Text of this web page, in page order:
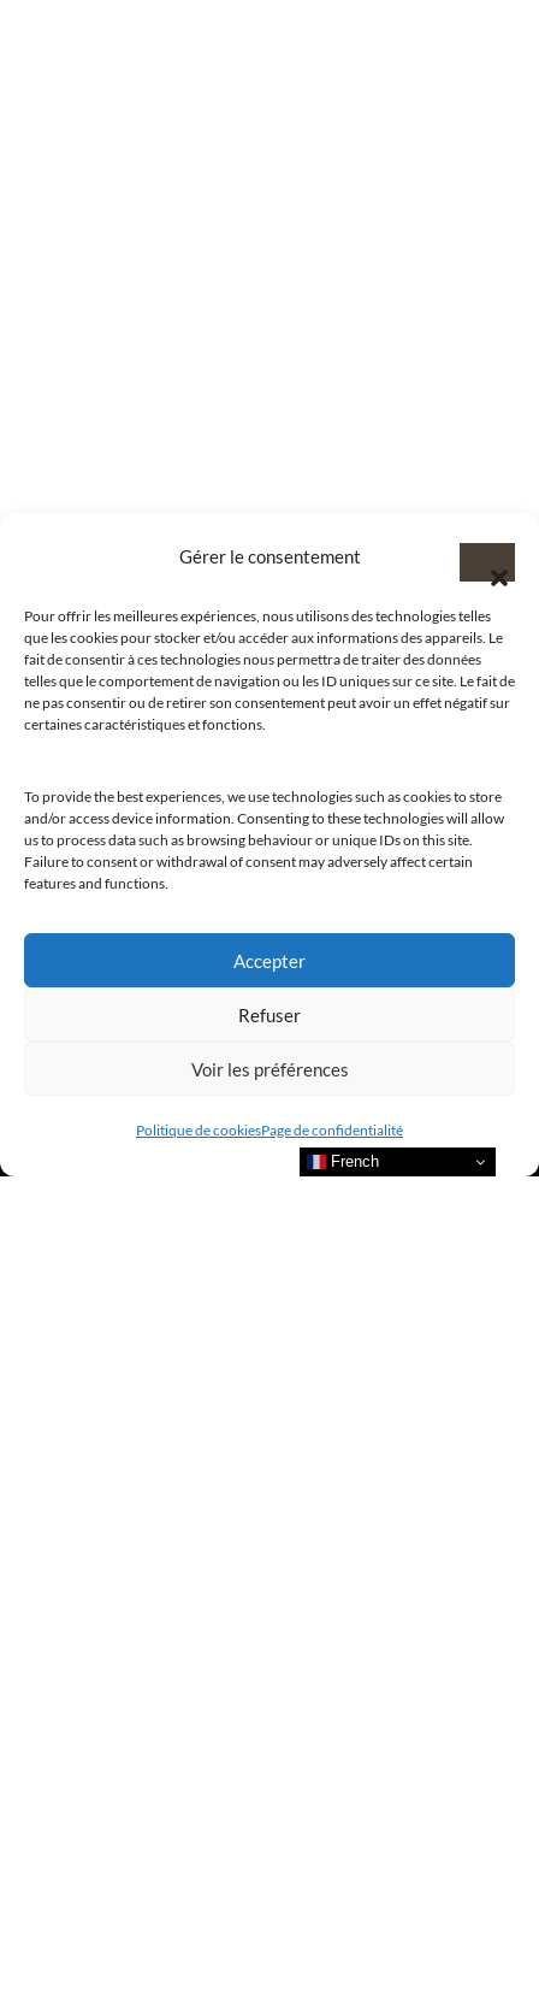
Gérer le consentement
Pour offrir les meilleures expériences, nous utilisons des technologies telles
que les cookies pour stocker et/ou accéder aux informations des appareils. Le
fait de consentir à ces technologies nous permettra de traiter des données
telles que le comportement de navigation ou les ID uniques sur ce site. Le fait de
ne pas consentir ou de retirer son consentement peut avoir un effet négatif sur
certaines caractéristiques et fonctions.
To provide the best experiences, we use technologies such as cookies to store
and/or access device information. Consenting to these technologies will allow
us to process data such as browsing behaviour or unique IDs on this site.
Failure to consent or withdrawal of consent may adversely affect certain
features and functions.
Accepter
Refuser
Voir les préférences
Politique de cookiesPage de confidentialité
@clubamilcar
French